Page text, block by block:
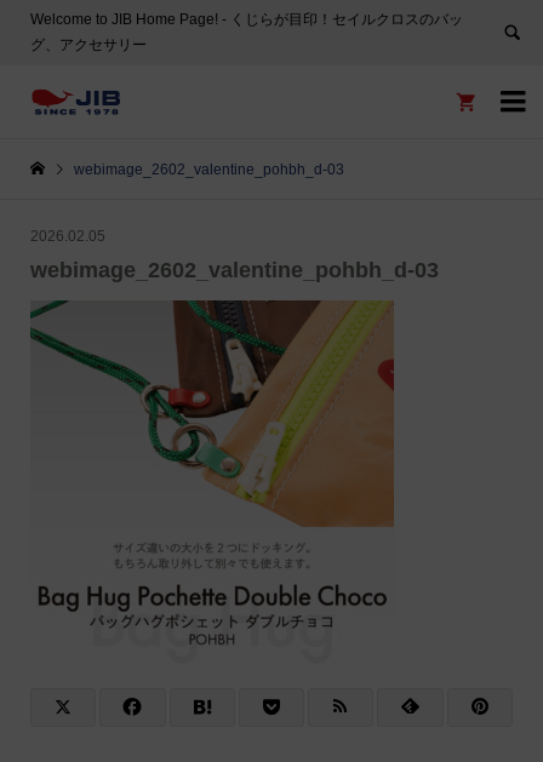
Welcome to JIB Home Page! ‐ くじらが目印！セイルクロスのバッ
グ、アクセサリー


webimage_2602_valentine_pohbh_d-03
2026.02.05
webimage_2602_valentine_pohbh_d-03